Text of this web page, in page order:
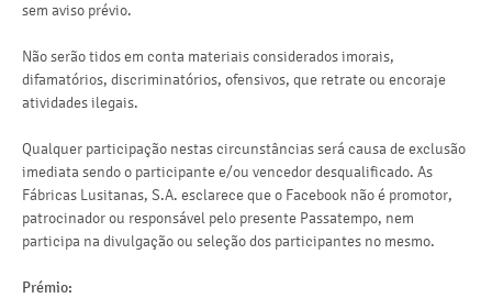
sem aviso prévio.
Não serão tidos em conta materiais considerados imorais,
difamatórios, discriminatórios, ofensivos, que retrate ou encoraje
atividades ilegais.
Qualquer participação nestas circunstâncias será causa de exclusão
imediata sendo o participante e/ou vencedor desqualificado. As
Fábricas Lusitanas, S.A. esclarece que o Facebook não é promotor,
patrocinador ou responsável pelo presente Passatempo, nem
participa na divulgação ou seleção dos participantes no mesmo.
Prémio: